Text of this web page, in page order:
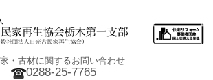
・古材に関するお問い合わせ
0288-25-7765